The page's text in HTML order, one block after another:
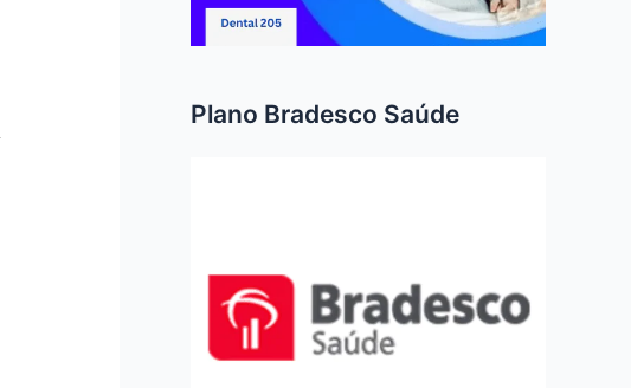
Plano Bradesco Saúde